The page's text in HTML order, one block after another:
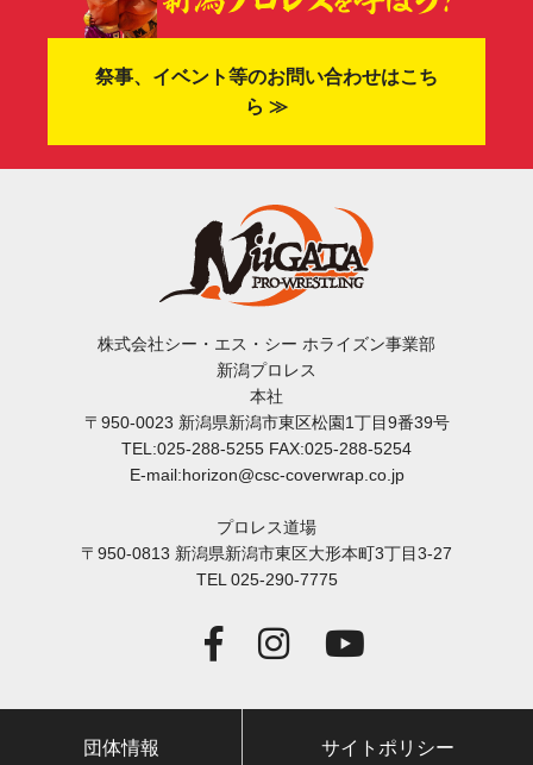
祭事、イベント等のお問い合わせはこち
ら ≫
株式会社シー・エス・シー ホライズン事業部
新潟プロレス
本社
〒950-0023 新潟県新潟市東区松園1丁目9番39号
TEL:025-288-5255 FAX:025-288-5254
E-mail:horizon@csc-coverwrap.co.jp
プロレス道場
〒950-0813 新潟県新潟市東区大形本町3丁目3-27
TEL 025-290-7775
団体情報 サイトポリシー